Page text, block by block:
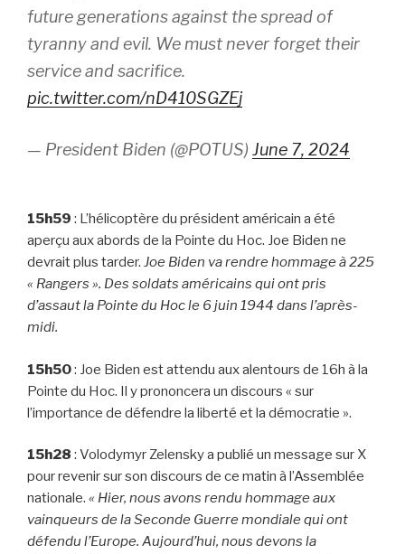
future generations against the spread of
tyranny and evil. We must never forget their
service and sacrifice.
pic.twitter.com/nD410SGZEj
— President Biden (@POTUS) June 7, 2024
15h59 : L’hélicoptère du président américain a été
aperçu aux abords de la Pointe du Hoc. Joe Biden ne
devrait plus tarder. Joe Biden va rendre hommage à 225
« Rangers ». Des soldats américains qui ont pris
d’assaut la Pointe du Hoc le 6 juin 1944 dans l’après-
midi.
15h50: Joe Biden est attendu aux alentours de 16h à la
Pointe du Hoc. Il y prononcera un discours « sur
l’importance de défendre la liberté et la démocratie ».
15h28 : Volodymyr Zelensky a publié un message sur X
pour revenir sur son discours de ce matin à l’Assemblée
nationale. « Hier, nous avons rendu hommage aux
vainqueurs de la Seconde Guerre mondiale qui ont
défendu l’Europe. Aujourd’hui, nous devons la